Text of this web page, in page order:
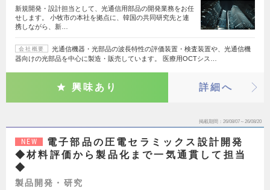
新規開発・設計担当として、光通信用部品の開発業務をお任
せします。 小牧市の本社を拠点に、韓国の共同研究先と連
携しながら、新…
会社概要
光通信機器・光部品の波長特性の評価装置・検査装置や、光通信機
器向けの光部品を中心に製造・販売しています。 医療用OCTシス…
興味あり 詳細へ
掲載期間 26/08/07～26/08/20
NEW
電子部品の圧電セラミックス設計開発
◆材料評価から製品化まで一気通貫して担当
◆
製品開発・研究